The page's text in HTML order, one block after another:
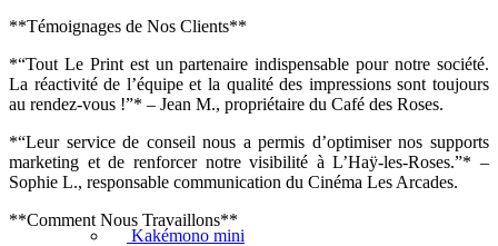
Kakémono mini
**Témoignages de Nos Clients**
*“Tout Le Print est un partenaire indispensable pour notre société.
La réactivité de l’équipe et la qualité des impressions sont toujours
au rendez-vous !”* – Jean M., propriétaire du Café des Roses.
*“Leur service de conseil nous a permis d’optimiser nos supports
marketing et de renforcer notre visibilité à L’Haÿ-les-Roses.”* –
Sophie L., responsable communication du Cinéma Les Arcades.
**Comment Nous Travaillons**